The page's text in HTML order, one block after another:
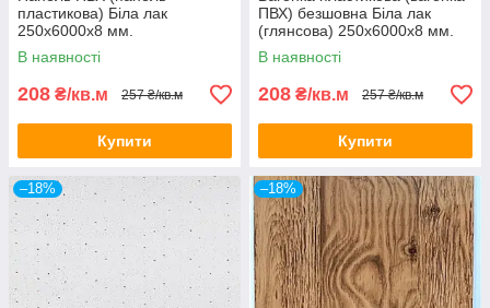
пластикова) Біла лак
250х6000х8 мм.
В наявності
208 ₴/кв.м 257 ₴/кв.м
Купити
ПВХ) безшовна Біла лак
(глянсова) 250х6000х8 мм.
В наявності
208 ₴/кв.м 257 ₴/кв.м
Купити
–18% –18%